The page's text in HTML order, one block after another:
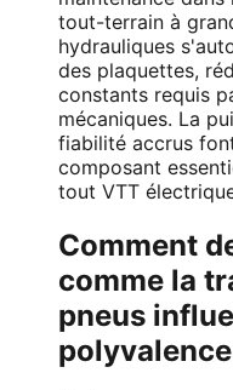
tout-terrain à
hydrauliques
des plaquettes,
constants requis
mécaniques. La
fiabilité accrus
composant
tout VTT
Comment
comme la
pneus